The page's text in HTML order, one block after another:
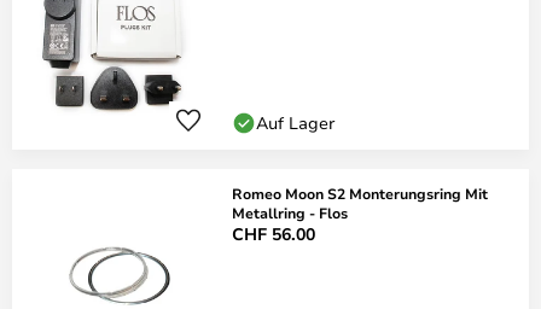
Auf Lager
Romeo Moon S2 Monterungsring Mit
Metallring - Flos
CHF 56.00